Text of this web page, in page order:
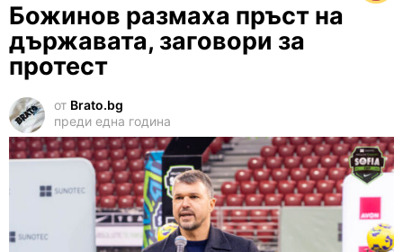
Божинов размаха пръст на
държавата, заговори за
протест
от Brato.bg
преди една година